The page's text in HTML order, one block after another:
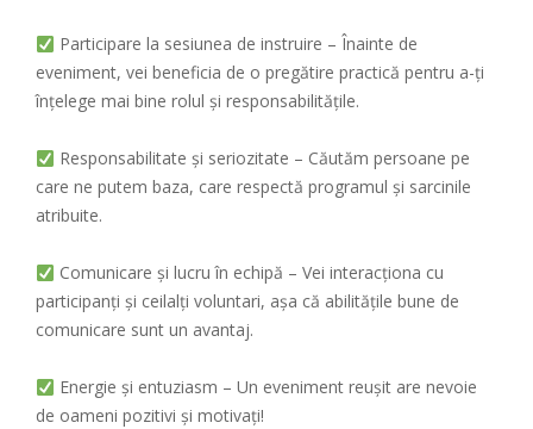
Participare la sesiunea de instruire – Înainte de
eveniment, vei beneficia de o pregătire practică pentru a-ți
înțelege mai bine rolul și responsabilitățile.
Responsabilitate și seriozitate – Căutăm persoane pe
care ne putem baza, care respectă programul și sarcinile
atribuite.
Comunicare și lucru în echipă – Vei interacționa cu
participanți și ceilalți voluntari, așa că abilitățile bune de
comunicare sunt un avantaj.
Energie și entuziasm – Un eveniment reușit are nevoie
de oameni pozitivi și motivați!